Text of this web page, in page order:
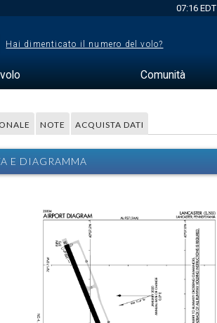
07:16 EDT
Hai dimenticato il numero del volo?
Comunità
NOTE ACQUISTA DATI
E DIAGRAMMA